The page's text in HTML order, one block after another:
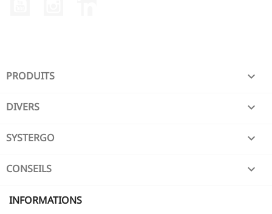
PRODUITS 
DIVERS 
SYSTERGO 
CONSEILS 
INFORMATIONS